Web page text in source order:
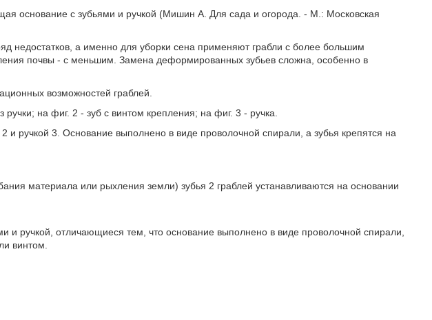
основание с зубьями и ручкой (Мишин А. Для сада и огорода. - М.: Московская
недостатков, а именно для уборки сена применяют грабли с более большим
почвы - с меньшим. Замена деформированных зубьев сложна, особенно в
возможностей граблей.
на фиг. 2 - зуб с винтом крепления; на фиг. 3 - ручка.
и ручкой 3. Основание выполнено в виде проволочной спирали, а зубья крепятся на
материала или рыхления земли) зубья 2 граблей устанавливаются на основании
и ручкой, отличающиеся тем, что основание выполнено в виде проволочной спирали,
винтом.